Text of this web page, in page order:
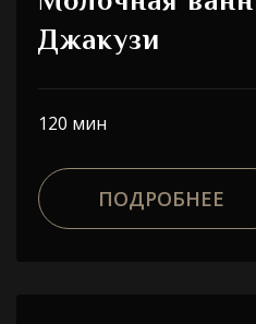
Джакузи
120 мин
ПОДРОБНЕЕ